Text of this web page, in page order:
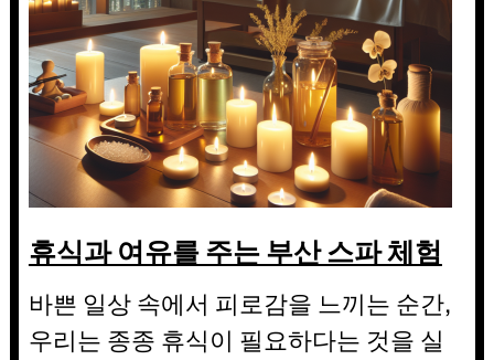
휴식과 여유를 주는 부산 스파 체험
바쁜 일상 속에서 피로감을 느끼는 순간,
우리는 종종 휴식이 필요하다는 것을 실